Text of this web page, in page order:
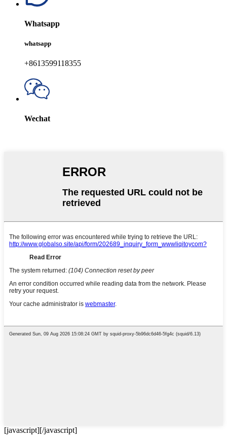
Whatsapp
whatsapp
+8613599118355
Wechat
[javascript][/javascript]